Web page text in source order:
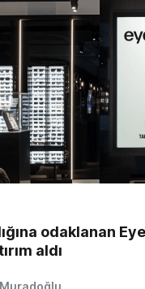
odaklanan
aldı